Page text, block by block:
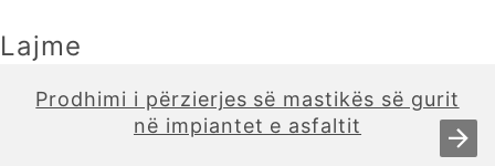
Lajme
Prodhimi i përzierjes së mastikës së gurit
në impiantet e asfaltit